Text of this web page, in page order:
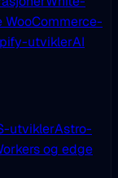
WooCommerce-
utviklerAI
utviklerAstro-
og edge